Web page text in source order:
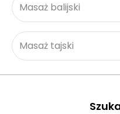
Masaż balijski
Masaż tajski